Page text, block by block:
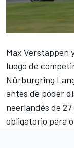
Max Verstappen
luego de
Nürburgring
antes de poder
neerlandés de
obligatorio para